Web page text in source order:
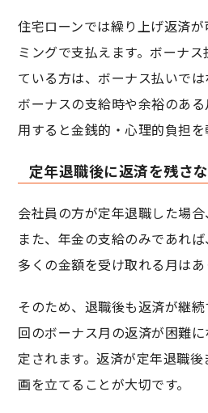
住宅ローンでは繰り上げ返済
ミングで支払えます。ボーナ
ている方は、ボーナス払いでは
ボーナスの支給時や余裕のあ
用すると金銭的・心理的負担を
定年退職後に返済を残さ
会社員の方が定年退職した場合
また、年金の支給のみであれ
多くの金額を受け取れる月はあ
そのため、退職後も返済が継
回のボーナス月の返済が困難
定されます。返済が定年退職
画を立てることが大切です。